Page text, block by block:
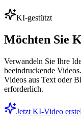
KI-gestützt
Möchten Sie
Verwandeln Sie Ihre
beeindruckende
Videos aus Text oder
erforderlich.
Jetzt KI-Video